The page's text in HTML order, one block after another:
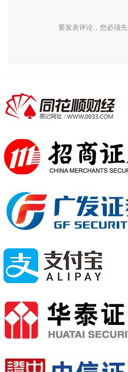
要发表评论，您必须先